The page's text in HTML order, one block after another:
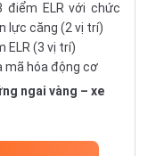
ELR với chức
lực căng (2 vị trí)
ELR (3 vị trí)
mã hóa động cơ
ngai vàng – xe